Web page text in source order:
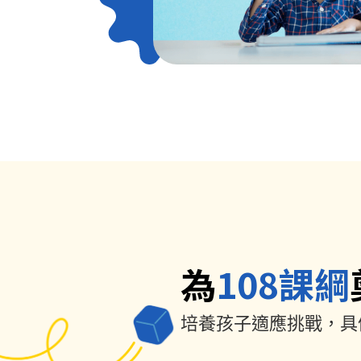
為108課綱
培養孩子適應挑戰，